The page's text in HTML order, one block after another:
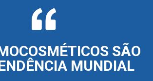
SÃO
MUNDIAL